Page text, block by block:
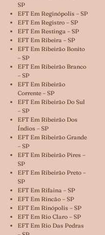
SP
EFT Em Reginópolis – SP
EFT Em Registro – SP
EFT Em Restinga – SP
EFT Em Ribeira – SP
EFT Em Ribeirão Bonito
– SP
EFT Em Ribeirão Branco
– SP
EFT Em Ribeirão
Corrente – SP
EFT Em Ribeirão Do Sul
– SP
EFT Em Ribeirão Dos
Índios – SP
EFT Em Ribeirão Grande
– SP
EFT Em Ribeirão Pires –
SP
EFT Em Ribeirão Preto –
SP
EFT Em Rifaina – SP
EFT Em Rincão – SP
EFT Em Rinópolis – SP
EFT Em Rio Claro – SP
EFT Em Rio Das Pedras